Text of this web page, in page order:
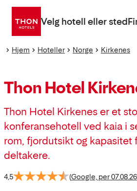
Gå
direkte
Velg hotell eller sted
Hjem Hoteller Norge Kirkenes
Thon Hotel
Thon Hotel Kirkenes er et
konferansehotell ved kaia i
rom, fjordutsikt og kapasitet
deltakere.
4,5 (Google, per 07.08.26